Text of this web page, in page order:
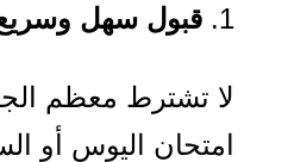
قبول سهل
لا تشترط معظم
امتحان اليوس أو